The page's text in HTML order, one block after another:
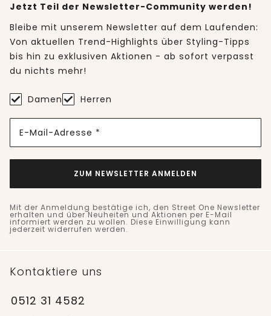
Jetzt Teil der Newsletter-Community werden!
Bleibe mit unserem Newsletter auf dem Laufenden:
Von aktuellen Trend-Highlights über Styling-Tipps
bis hin zu exklusiven Aktionen - ab sofort verpasst
du nichts mehr!
Damen Herren
E-Mail-Adresse *
ZUM NEWSLETTER ANMELDEN
Mit der Anmeldung bestätige ich, den Street One Newsletter
erhalten und über Neuheiten und Aktionen per E-Mail
informiert werden zu wollen. Diese Einwilligung kann
jederzeit widerrufen werden.
Kontaktiere uns
0512 31 4582